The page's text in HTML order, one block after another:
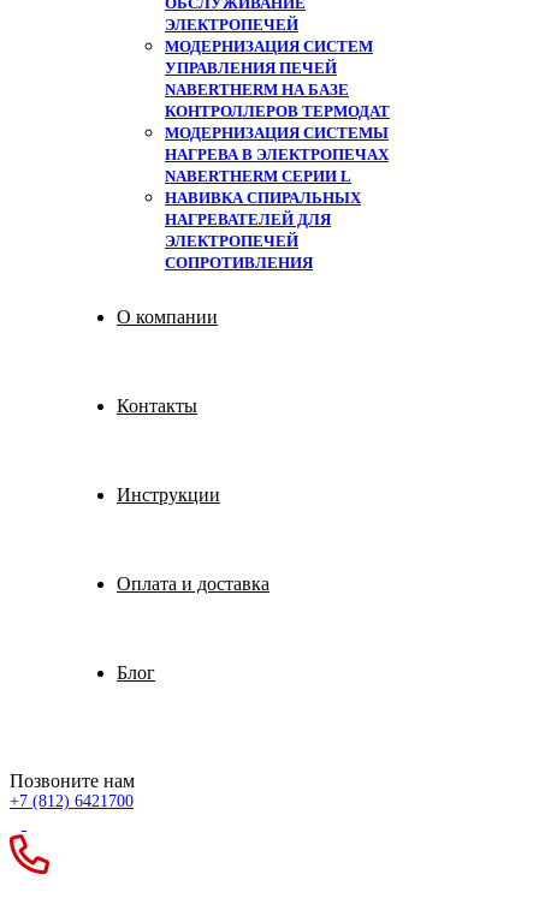
ЭЛЕКТРОПЕЧЕЙ
МОДЕРНИЗАЦИЯ СИСТЕМ
УПРАВЛЕНИЯ ПЕЧЕЙ
NABERTHERM НА БАЗЕ
КОНТРОЛЛЕРОВ ТЕРМОДАТ
МОДЕРНИЗАЦИЯ СИСТЕМЫ
НАГРЕВА В ЭЛЕКТРОПЕЧАХ
NABERTHERM СЕРИИ L
НАВИВКА СПИРАЛЬНЫХ
НАГРЕВАТЕЛЕЙ ДЛЯ
ЭЛЕКТРОПЕЧЕЙ
СОПРОТИВЛЕНИЯ
О компании
Контакты
Инструкции
Оплата и доставка
Блог
Позвоните нам
+7 (812) 6421700